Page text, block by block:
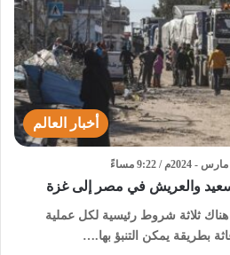
أخبار العالم
والعريش في مصر إلى غزة
ثلاثة شروط رئيسية لكل عملية
بطريقة يمكن التنبؤ بها.…